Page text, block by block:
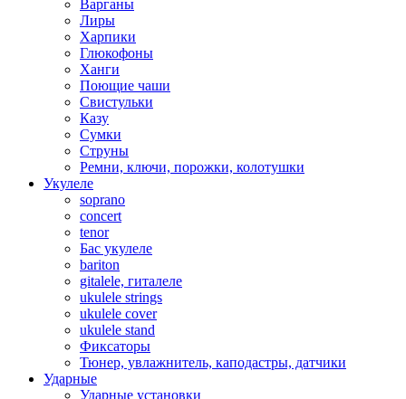
Варганы
Лиры
Харпики
Глюкофоны
Ханги
Поющие чаши
Свистульки
Казу
Сумки
Струны
Ремни, ключи, порожки, колотушки
Укулеле
soprano
concert
tenor
Бас укулеле
bariton
gitalele, гиталеле
ukulele strings
ukulele cover
ukulele stand
Фиксаторы
Тюнер, увлажнитель, каподастры, датчики
Ударные
Ударные установки